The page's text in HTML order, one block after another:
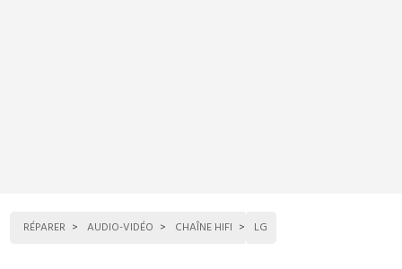
RÉPARER AUDIO-VIDÉO CHAÎNE HIFI LG